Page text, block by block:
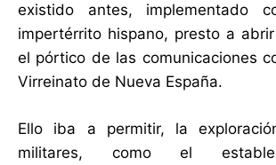
existido antes, implementado
impertérrito hispano, presto a
el pórtico de las comunicaciones
Virreinato de Nueva España.
Ello iba a permitir, la
militares, como el